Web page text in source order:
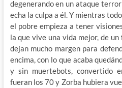
degenerando en un ataque
echa la culpa a él. Y mientras
el pobre empieza a tener
la que vive una vida mejor, de
dejan mucho margen para
encima, con lo que acaba
y sin muertebots, convertido
fueran los 70 y Zorba hubiera